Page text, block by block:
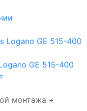
GE 515-400
монтажа +